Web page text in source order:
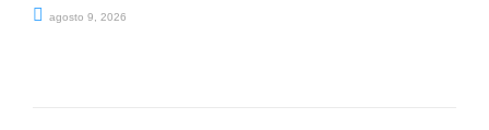
agosto 9, 2026